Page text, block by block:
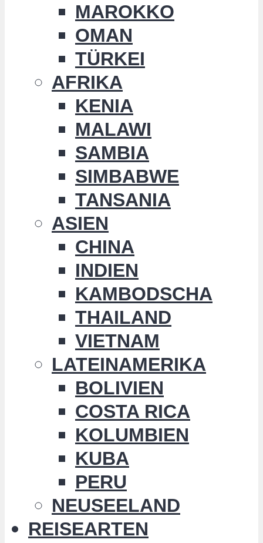
MAROKKO
OMAN
TÜRKEI
AFRIKA
KENIA
MALAWI
SAMBIA
SIMBABWE
TANSANIA
ASIEN
CHINA
INDIEN
KAMBODSCHA
THAILAND
VIETNAM
LATEINAMERIKA
BOLIVIEN
COSTA RICA
KOLUMBIEN
KUBA
PERU
NEUSEELAND
REISEARTEN